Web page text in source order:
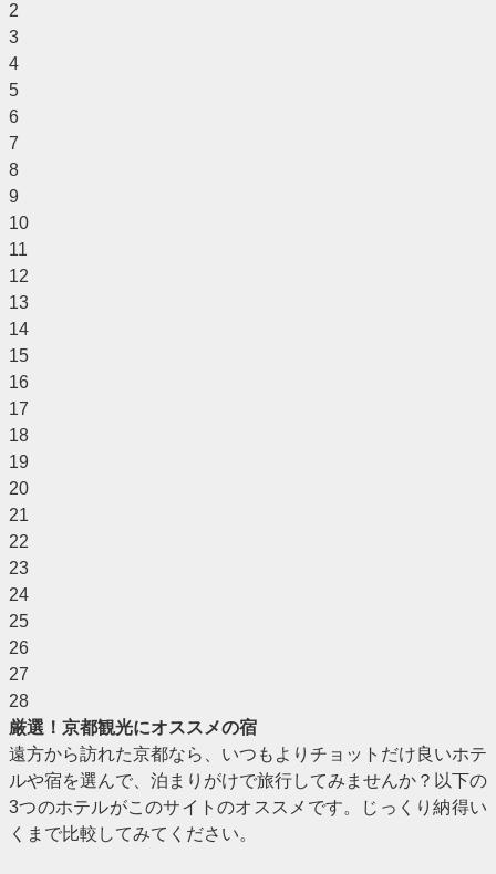
2
3
4
5
6
7
8
9
10
11
12
13
14
15
16
17
18
19
20
21
22
23
24
25
26
27
28
厳選！京都観光にオススメの宿
遠方から訪れた京都なら、いつもよりチョットだけ良いホテ
ルや宿を選んで、泊まりがけで旅行してみませんか？以下の
3つのホテルがこのサイトのオススメです。じっくり納得い
くまで比較してみてください。